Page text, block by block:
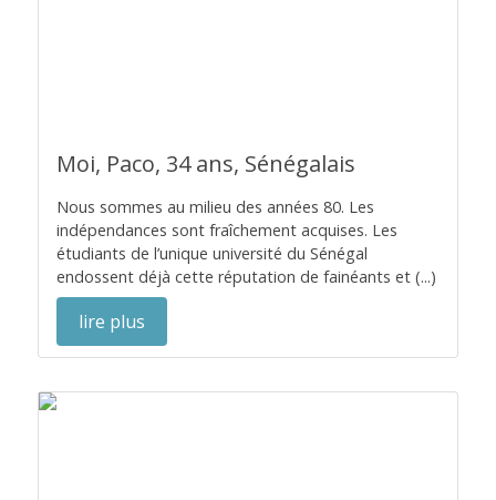
Moi, Paco, 34 ans, Sénégalais
Nous sommes au milieu des années 80. Les
indépendances sont fraîchement acquises. Les
étudiants de l’unique université du Sénégal
endossent déjà cette réputation de fainéants et (...)
lire plus